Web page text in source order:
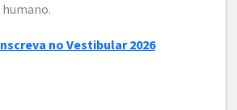
no Vestibular 2026